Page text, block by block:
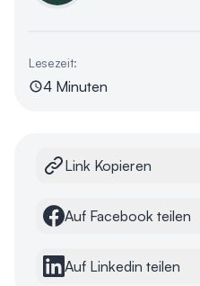
Lesezeit:
4 Minuten
Link Kopieren
Auf Facebook teilen
Auf Linkedin teilen